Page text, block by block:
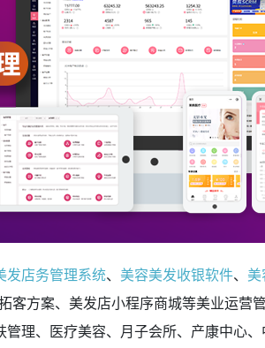
发店务管理系统、 美容美发收银软件、
客方案、美发店小程序商城等美业运营
理、医疗美容、月子会所、产康中心